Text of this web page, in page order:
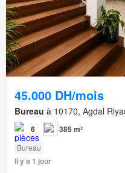
45.000 DH/mois
Bureau à 10170, Agdal
6 385 m²
Bureau
Il y a 1 jour